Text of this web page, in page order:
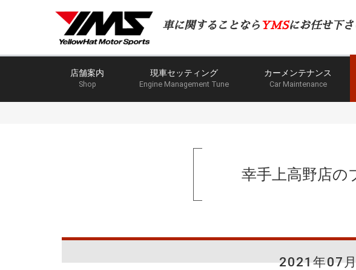
車に関することなら YMSにお任せ下さ
店舗案内
Shop
現車セッティング
Engine Management Tune
カーメンテナンス
Car Maintenance
幸手上高野店の
2021年07